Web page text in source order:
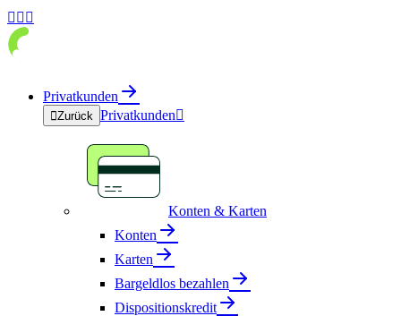
  
Privatkunden
Zurück Privatkunden
Konten & Karten
Konten
Karten
Bargeldlos bezahlen
Dispositionskredit